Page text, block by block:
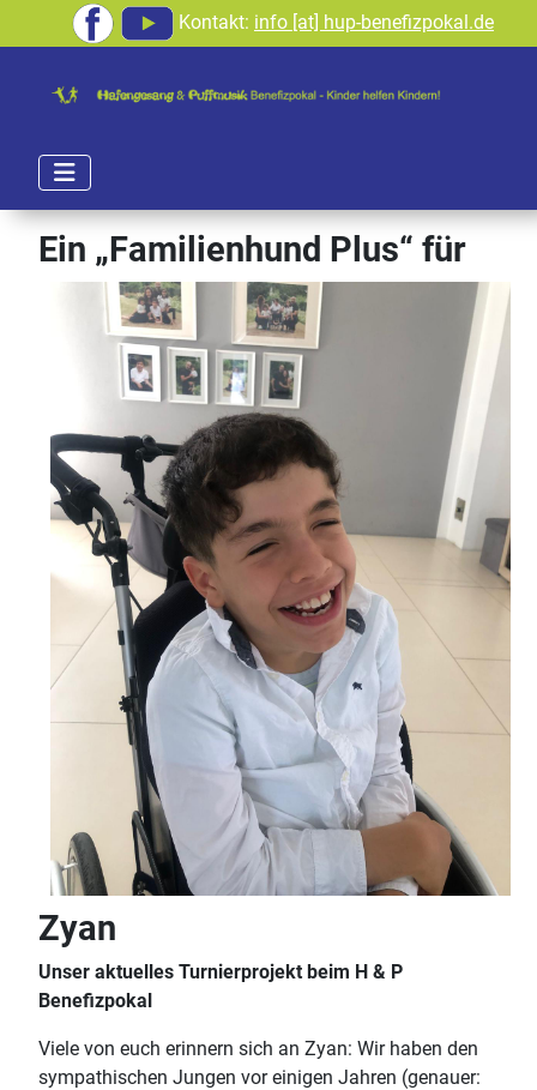
Kontakt: info [at] hup-benefizpokal.de
Ein „Familienhund P lus“ für
Zyan
Unser aktuelles Turnierprojekt beim H & P
Benefizpokal
Viele von euch erinnern sich an Zyan: Wir haben den
sympathischen Jungen vor einigen Jahren (genauer: